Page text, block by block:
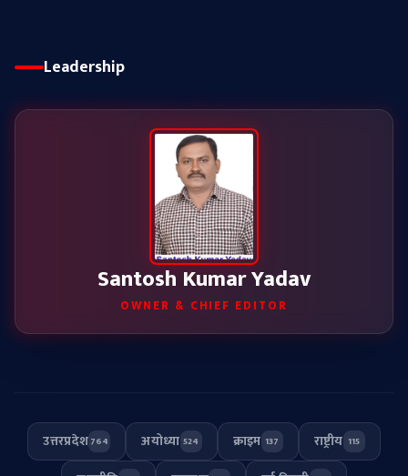
Leadership
Santosh Kumar Yadav
OWNER & CHIEF EDITOR
उत्तरप्रदेश764 अयोध्या 524 क्राइम 137 राष्ट्रीय 115